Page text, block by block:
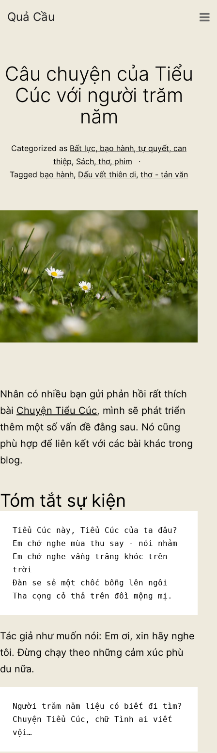
Quả Cầu
content
Câu chuyện của Tiểu
Cúc với người trăm
năm
Categorized as Bất lực, bạo hành, tự quyết, can
thiệp, Sách, thơ, phim
Tagged bạo hành, Dấu vết thiên di, thơ - tản văn
Nhân có nhiều bạn gửi phản hồi rất thích
bài Chuyện Tiểu Cúc, mình sẽ phát triển
thêm một số vấn đề đằng sau. Nó cũng
phù hợp để liên kết với các bài khác trong
blog.
Tóm tắt sự kiện
Tiểu Cúc này, Tiểu Cúc của ta đâu?
Em chớ nghe mùa thu say - nói nhảm
Em chớ nghe vầng trăng khóc trên
trời
Đàn se sẻ một chốc bỗng lên ngôi
Tha cọng cỏ thả trên đồi mộng mị.
Tác giả như muốn nói: Em ơi, xin hãy nghe
tôi. Đừng chạy theo những cảm xúc phù
du nữa.
Người trăm năm liệu có biết đi tìm?
Chuyện Tiểu Cúc, chữ Tình ai viết
vội…